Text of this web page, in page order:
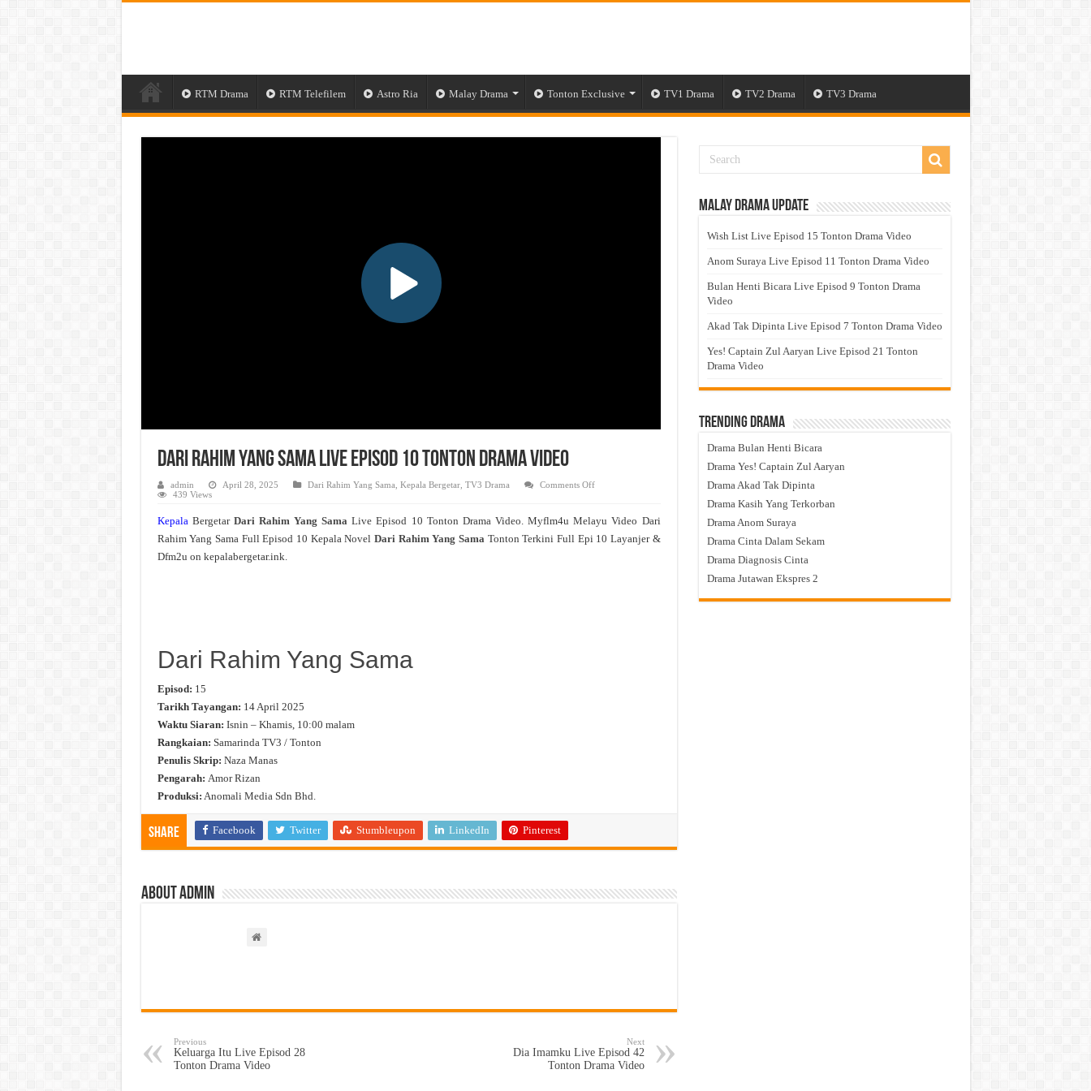
RTM Drama RTM Telefilem Astro Ria Malay Drama Tonton Exclusive TV1 Drama TV2 Drama TV3 Drama
Dari Rahim Yang Sama Live Episod 10 Tonton Drama Video
admin April 28, 2025 Dari Rahim Yang Sama Kepala Bergetar, TV3 Drama Comments Offon
Sama
Episod
439 Views
KepalaBergetar Dari Rahim Yang SamaLive Episod 10 Tonton Drama Video. Myflm4u Melayu Video Dari
Rahim Yang Sama Full Episod 10 Kepala Novel Dari Rahim Yang Sama Tonton Terkini Full Epi 10 Layanjer &
Dfm2u on kepalabergetar.ink.
Dari Rahim Yang Sama
Episod: 15
Tarikh Tayangan: 14 April 2025
Waktu Siaran: Isnin – Khamis, 10:00 malam
Rangkaian: Samarinda TV3 / Tonton
Penulis Skrip: Naza Manas
Pengarah: Amor Rizan
Produksi: Anomali Media Sdn Bhd.
Share Facebook Twitter Stumbleupon LinkedIn Pinterest
About admin
Previous
Keluarga Itu Live Episod 28
Tonton Drama Video
Next
Dia Imamku Live Episod 42
Tonton Drama Video
Malay Drama Update
Wish List Live Episod 15 Tonton Drama Video
Anom Suraya Live Episod 11 Tonton Drama Video
Bulan Henti Bicara Live Episod 9 Tonton Drama
Video
Akad Tak Dipinta Live Episod 7 Tonton Drama Video
Yes! Captain Zul Aaryan Live Episod 21 Tonton
Drama Video
Trending Drama
Drama Bulan Henti Bicara
Drama Yes! Captain Zul Aaryan
Drama Akad Tak Dipinta
Drama Kasih Yang Terkorban
Drama Anom Suraya
Drama Cinta Dalam Sekam
Drama Diagnosis Cinta
Drama Jutawan Ekspres 2